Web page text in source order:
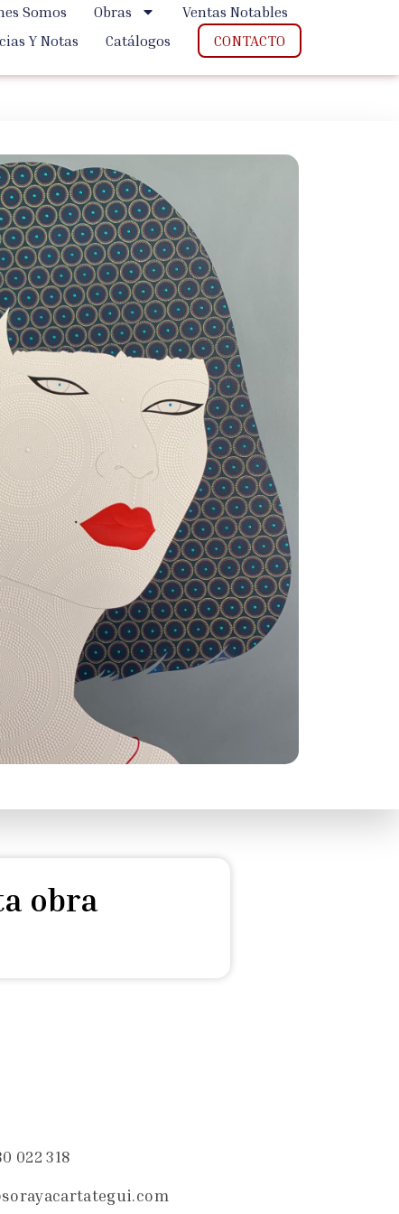
Somos Obras
Ventas Notables
Y Notas
Catálogos CONTACTO
obra
022 318